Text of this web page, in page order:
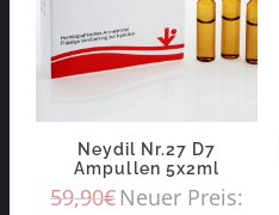
Neydil Nr.27 D7
Ampullen 5x2ml
59,90€Neuer Preis: